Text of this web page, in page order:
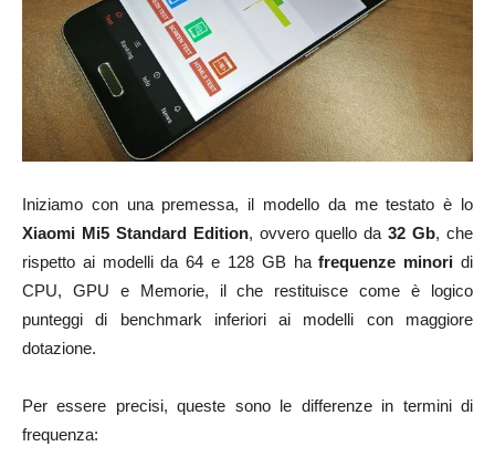
Iniziamo con una premessa, il modello da me testato è lo
Xiaomi Mi5 Standard Edition, ovvero quello da32 Gb, che
rispetto ai modelli da 64 e 128 GB hafrequenze minori di
CPU, GPU e Memorie, il che restituisce come è logico
punteggi di benchmark inferiori ai modelli con maggiore
dotazione.
Per essere precisi, queste sono le differenze in termini di
frequenza: